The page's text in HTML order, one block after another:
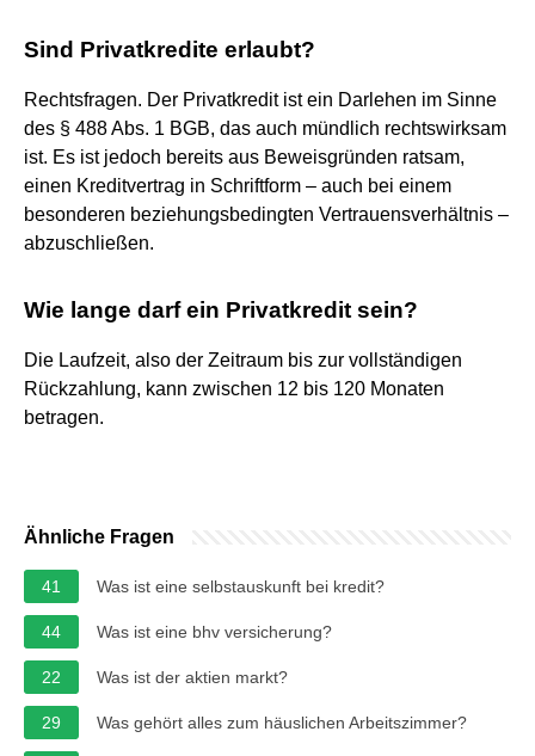
Sind Privatkredite erlaubt?
Rechtsfragen. Der Privatkredit ist ein Darlehen im Sinne
des § 488 Abs. 1 BGB, das auch mündlich rechtswirksam
ist. Es ist jedoch bereits aus Beweisgründen ratsam,
einen Kreditvertrag in Schriftform – auch bei einem
besonderen beziehungsbedingten Vertrauensverhältnis –
abzuschließen.
Wie lange darf ein Privatkredit sein?
Die Laufzeit, also der Zeitraum bis zur vollständigen
Rückzahlung, kann zwischen 12 bis 120 Monaten
betragen.
Ähnliche Fragen
41 Was ist eine selbstauskunft bei kredit?
44 Was ist eine bhv versicherung?
22 Was ist der aktien markt?
29 Was gehört alles zum häuslichen Arbeitszimmer?